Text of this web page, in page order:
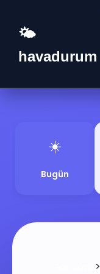
🌤️
havadurum
☀️
Bugün
>